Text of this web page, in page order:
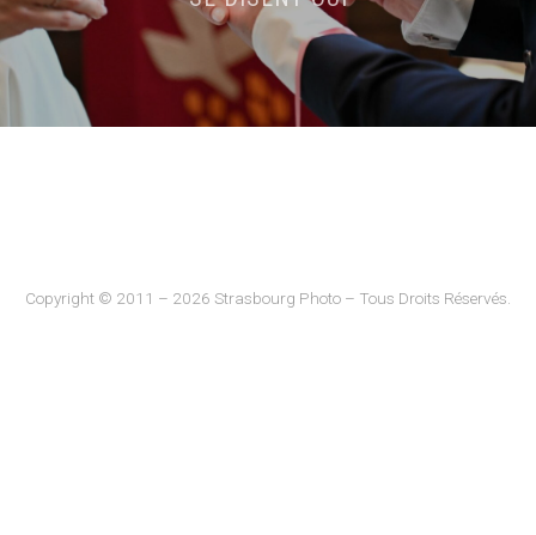
Copyright © 2011 – 2026 Strasbourg Photo – Tous Droits Réservés.